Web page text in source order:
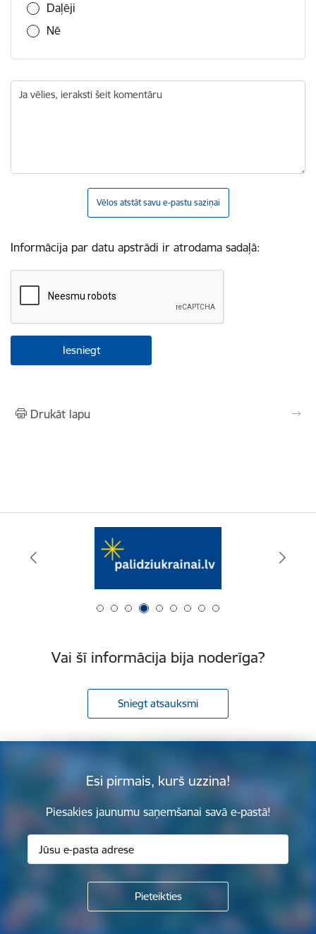
Daļēji
Nē
Ja vēlies, ieraksti šeit komentāru
Vēlos atstāt savu e-pastu saziņai
Informācija par datu apstrādi ir atrodama sadaļā:
Drukāt lapu
Vai šī informācija bija noderīga?
Sniegt atsauksmi
Esi pirmais, kurš uzzina!
Piesakies jaunumu saņemšanai savā e-pastā!